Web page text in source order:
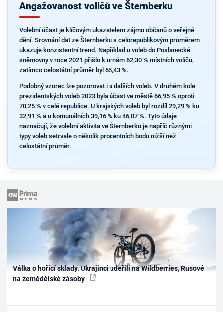
Angažovanost voličů ve Šternberku
Volební účast je klíčovým ukazatelem zájmu občanů o veřejné
dění. Srovnání dat ze Šternberku s celorepublikovým průměrem
ukazuje konzistentní trend. Například u voleb do Poslanecké
sněmovny v roce 2021 přišlo k urnám 62,30 % místních voličů,
zatímco celostátní průměr byl 65,43 %.
Podobný vzorec lze pozorovat i u dalších voleb. V druhém kole
prezidentských voleb 2023 byla účast ve městě 66,95 % oproti
70,25 % v celé republice. U krajských voleb byl rozdíl 29,29 % ku
32,91 % a u komunálních 39,16 % ku 46,07 %. Tyto údaje
naznačují, že volební aktivita ve Šternberku je napříč různými
typy voleb setrvale o několik procentních bodů nižší než
celostátní průměr.
Válka o hořící sklady. Ukrajinci udeřili na Wildberries, Rusové
na zemědělské zásoby